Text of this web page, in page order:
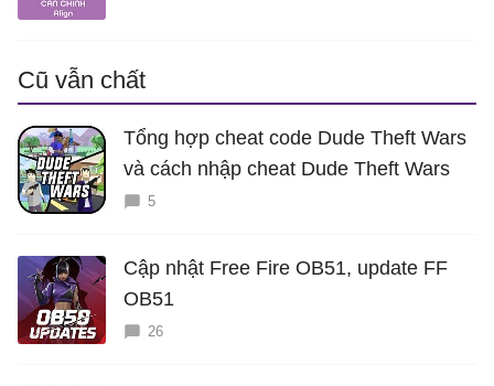
Cũ vẫn chất
Tổng hợp cheat code Dude Theft Wars
và cách nhập cheat Dude Theft Wars
5
Cập nhật Free Fire OB51, update FF
OB51
26